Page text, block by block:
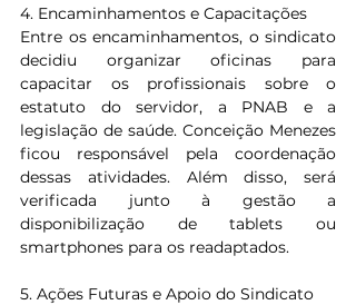
4. Encaminhamentos e Capacitações
Entre os encaminhamentos, o sindicato
decidiu organizar oficinas para
capacitar os profissionais sobre o
estatuto do servidor, a PNAB e a
legislação de saúde. Conceição Menezes
ficou responsável pela coordenação
dessas atividades. Além disso, será
verificada junto à gestão a
disponibilização de tablets ou
smartphones para os readaptados.
5. Ações Futuras e Apoio do Sindicato